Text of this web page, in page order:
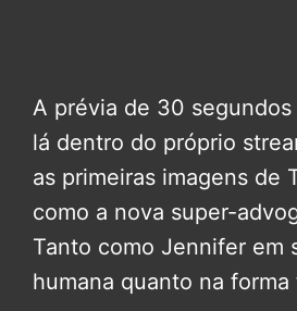
A prévia de 30
lá dentro do próprio
as primeiras imagens de
como a nova super-
Tanto como Jennifer em
humana quanto na forma